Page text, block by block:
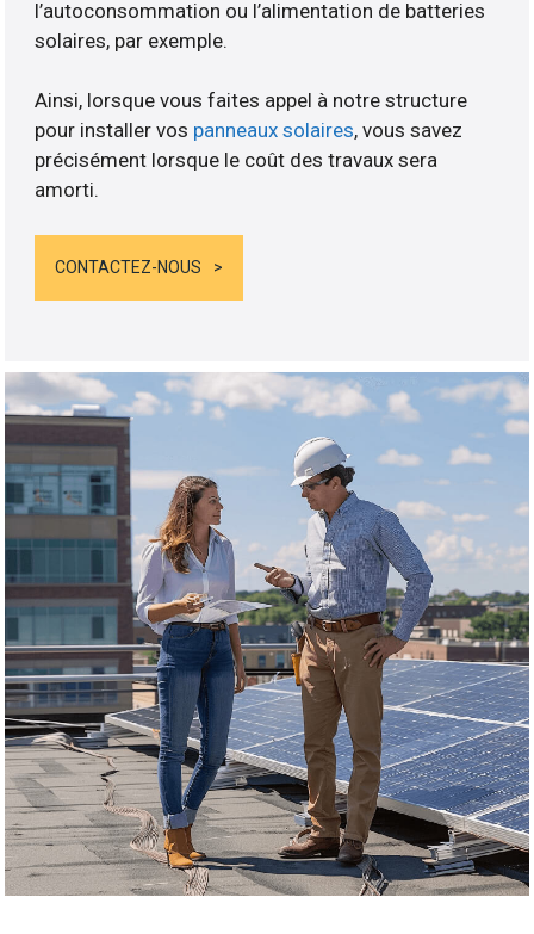
l’autoconsommation ou l’alimentation de batteries
solaires, par exemple.
Ainsi, lorsque vous faites appel à notre structure
pour installer vos panneaux solaires, vous savez
précisément lorsque le coût des travaux sera
amorti.
CONTACTEZ-NOUS